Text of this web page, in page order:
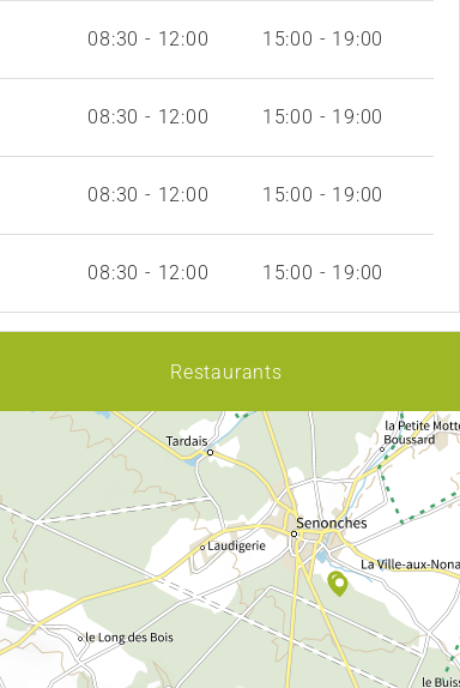
08:30 - 12:00 15:00 - 19:00
08:30 - 12:00 15:00 - 19:00
08:30 - 12:00 15:00 - 19:00
08:30 - 12:00 15:00 - 19:00
Restaurants